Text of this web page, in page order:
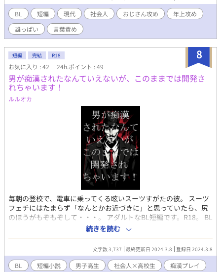
倫理観が阿呆になって異性との描写がすこしあるのでご注意。 こ
ちらは試し読みになります。 本編は電子書籍で販売中。 詳細を知
れるブログのリンクは↓にあります。
BL 短編 現代 社会人 おじさん攻め
年上攻め
雄っぱい
言葉責め
8
短編 完結 R18
お気に入り : 42 24h.ポイント : 49
男が痴漢されたなんていえないが、このままでは開発さ
れちゃいます！
ルルオカ
毎朝の登校で、電車に乗ってくる眩いスーツすがたの彼。 スーツ
フェチにはたまらず「なんとかお近づきに」と思っていたら、尻
のほうがもぞもぞして・・・。 アダルトなBL短編です。R18。 BL
小説「男が痴漢されたなんていえるか！」のおまけです。 元の小
説は短編集の電子書籍で読めます。 電子書籍の詳細を知れるブロ
グのリンクは↓にあります。
続きを読む
文字数 3,737 最終更新日 2024.3.8 登録日 2024.3.8
BL 短編小説 男子高生 社会人×高校生
痴漢プレイ